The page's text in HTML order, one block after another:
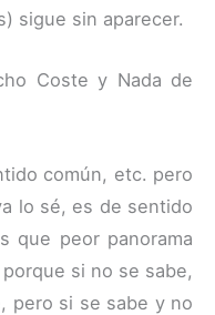
sigue sin aparecer.
Coste y Nada de
común, etc. pero
lo sé, es de sentido
que peor panorama
si no se sabe,
pero si se sabe y no